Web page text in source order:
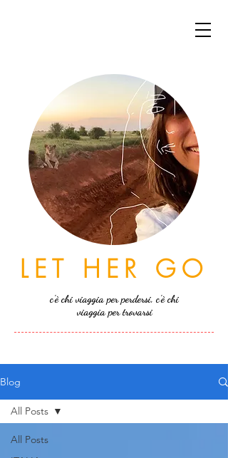
LET HER GO
c'è chi viaggia per perdersi, c'è chi
viaggia per trovarsi
Blog
All Posts
All Posts